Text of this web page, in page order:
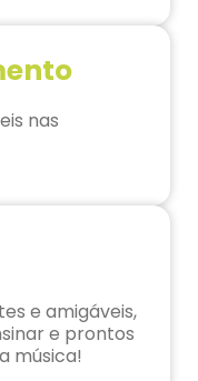
nas
e amigáveis,
e prontos
música!